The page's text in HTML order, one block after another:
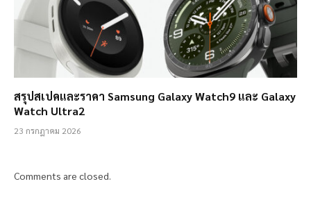
สรุปสเปคและราคา Samsung Galaxy Watch9 และ Galaxy
Watch Ultra2
23 กรกฎาคม 2026
Comments are closed.